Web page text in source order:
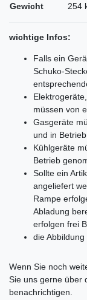
Gewicht
254
wichtige Infos:
Falls ein
Schuko-
müssen von
Gasgeräte
und in
Kühlgeräte
Betrieb
Sollte ein
angeliefert
Rampe
Abladung
erfolgen frei
die
Wenn Sie noch
Sie uns gerne über
benachrichtigen.